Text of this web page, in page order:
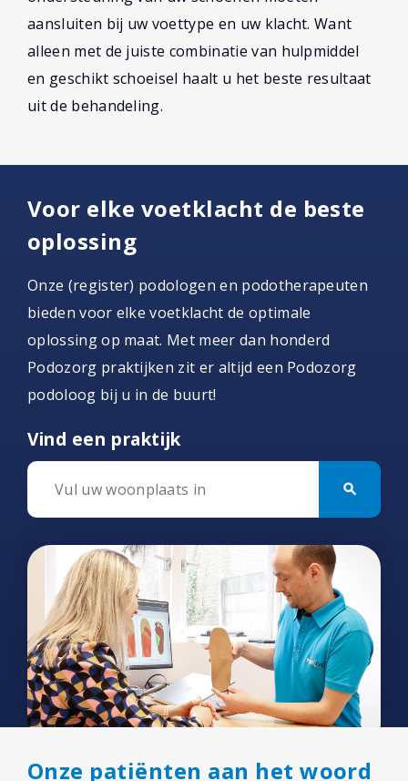
aansluiten bij uw voettype en uw klacht. Want
alleen met de juiste combinatie van hulpmiddel
en geschikt schoeisel haalt u het beste resultaat
uit de behandeling.
Voor elke voetklacht de beste
oplossing
Onze (register) podologen en podotherapeuten
bieden voor elke voetklacht de optimale
oplossing op maat. Met meer dan honderd
Podozorg praktijken zit er altijd een Podozorg
podoloog bij u in de buurt!
Vind een praktijk
search
Onze patiënten aan het woord